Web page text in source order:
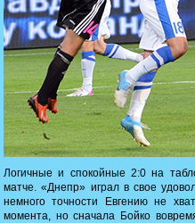
Логичные и спокойные 2:0 на
матче. «Днепр» играл в свое
немного точности Евгению не
момента, но сначала Бойко